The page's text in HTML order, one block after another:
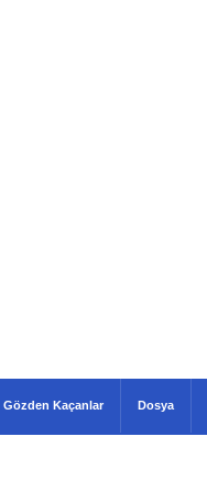
Gözden Kaçanlar Dosya